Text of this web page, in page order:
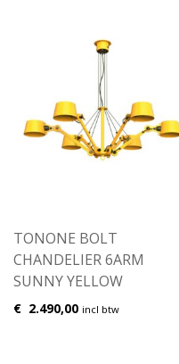
TONONE BOLT
CHANDELIER 6ARM
SUNNY YELLOW
€ 2.490,00 incl btw